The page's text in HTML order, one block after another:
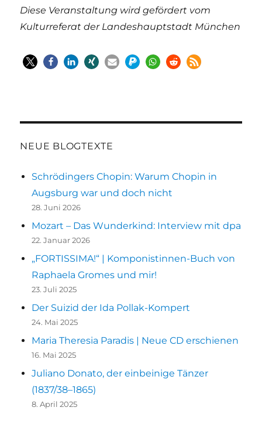
Diese Veranstaltung wird gefördert vom
Kulturreferat der Landeshauptstadt München
NEUE BLOGTEXTE
Schrödingers Chopin: Warum Chopin in
Augsburg war und doch nicht
28. Juni 2026
Mozart – Das Wunderkind: Interview mit dpa
22. Januar 2026
„FORTISSIMA!“ | Komponistinnen-Buch von
Raphaela Gromes und mir!
23. Juli 2025
Der Suizid der Ida Pollak-Kompert
24. Mai 2025
Maria Theresia Paradis | Neue CD erschienen
16. Mai 2025
Juliano Donato, der einbeinige Tänzer
(1837/38–1865)
8. April 2025